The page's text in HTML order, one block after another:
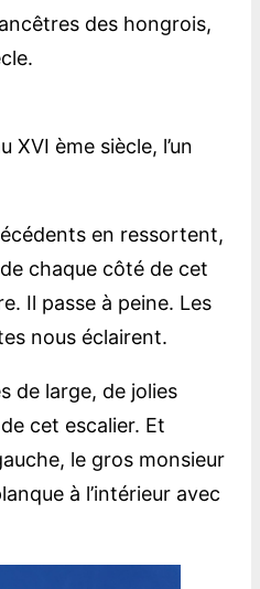
des hongrois,
ème siècle, l’un
en ressortent,
chaque côté de cet
Il passe à peine. Les
nous éclairent.
de large, de jolies
cet escalier. Et
le gros monsieur
à l’intérieur avec